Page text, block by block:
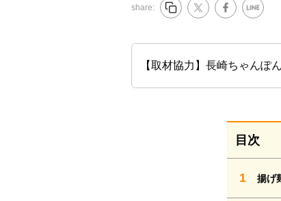
share:
【取材協力】長崎ちゃんぽ
目次
1 揚げ